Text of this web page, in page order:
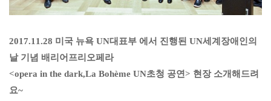
2017.11.28 미국 뉴욕 UN대표부 에서 진행된 UN세계장애인의
날 기념 배리어프리오페라
<opera in the dark,La Bohème UN초청 공연> 현장 소개해드려
요~